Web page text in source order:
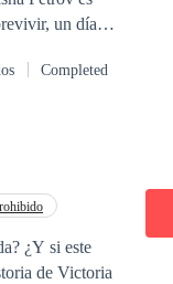
—
un día
es un hombre
Completed
¿Y si este
de Victoria